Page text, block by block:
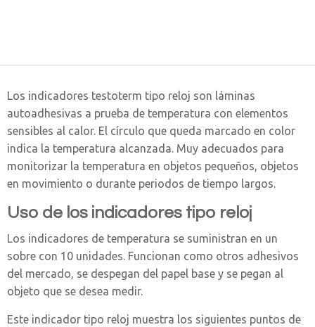
Los indicadores testoterm tipo reloj son láminas
autoadhesivas a prueba de temperatura con elementos
sensibles al calor. El círculo que queda marcado en color
indica la temperatura alcanzada. Muy adecuados para
monitorizar la temperatura en objetos pequeños, objetos
en movimiento o durante periodos de tiempo largos.
Uso de los indicadores tipo reloj
Los indicadores de temperatura se suministran en un
sobre con 10 unidades. Funcionan como otros adhesivos
del mercado, se despegan del papel base y se pegan al
objeto que se desea medir.
Este indicador tipo reloj muestra los siguientes puntos de